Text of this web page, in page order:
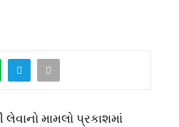
મામલો પ્રકાશમાં